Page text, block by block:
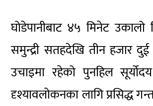
घोडेपानीबाट ४५ मिनेट उकालो
समुन्द्री सतहदेखि तीन हजार
उचाइमा रहेको पुनहिल
दृश्यावलोकनका लागि प्रसिद्ध